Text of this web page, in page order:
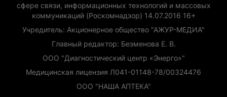
сфере связи, информационных технологий и массовых
коммуникаций (Роскомнадзор) 14.07.2016 16+
Учредитель: Акционерное общество "АЖУР-МЕДИА"
Главный редактор: Безменова Е. В.
ООО "Диагностический центр «Энерго»"
Медицинская лицензия Л041-01148-78/00324476
ООО "НАША АПТЕКА"